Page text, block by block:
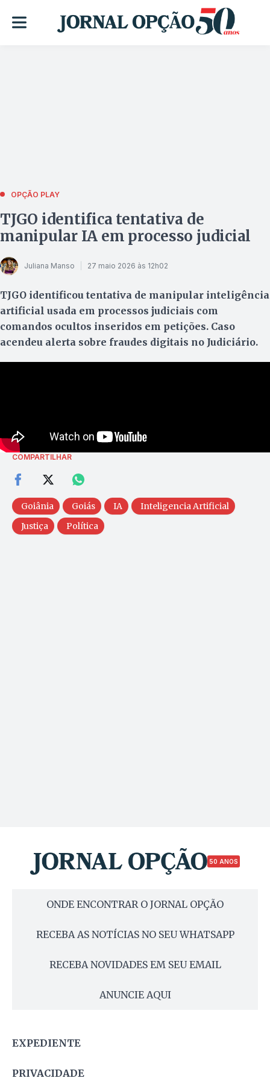
OPÇÃO PLAY
TJGO identifica tentativa de
manipular IA em processo judicial
Juliana Manso 27 maio 2026 às 12h02
TJGO identificou tentativa de manipular inteligência
artificial usada em processos judiciais com
comandos ocultos inseridos em petições. Caso
acendeu alerta sobre fraudes digitais no Judiciário.
COMPARTILHAR
Goiânia Goiás IA
Inteligencia Artificial
Justiça
Política
50 ANOS
ONDE ENCONTRAR O JORNAL OPÇÃO
RECEBA AS NOTÍCIAS NO SEU WHATSAPP
RECEBA NOVIDADES EM SEU EMAIL
ANUNCIE AQUI
EXPEDIENTE
PRIVACIDADE